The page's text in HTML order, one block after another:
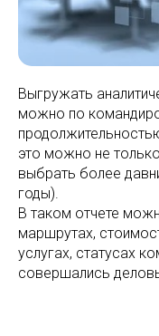
Выгружать
можно по
это можно не
выбрать более
годы).
В таком отчете
маршрутах,
услугах, статусах
совершались